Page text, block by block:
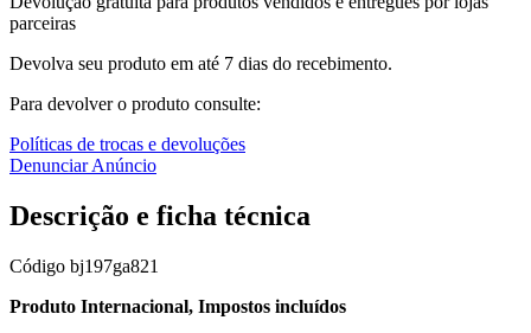
parceiras
Devolva seu produto em até 7 dias do recebimento.
Para devolver o produto consulte:
Políticas de trocas e devoluções
Denunciar Anúncio
Descrição e ficha técnica
Código bj197ga821
Produto Internacional, Impostos incluídos